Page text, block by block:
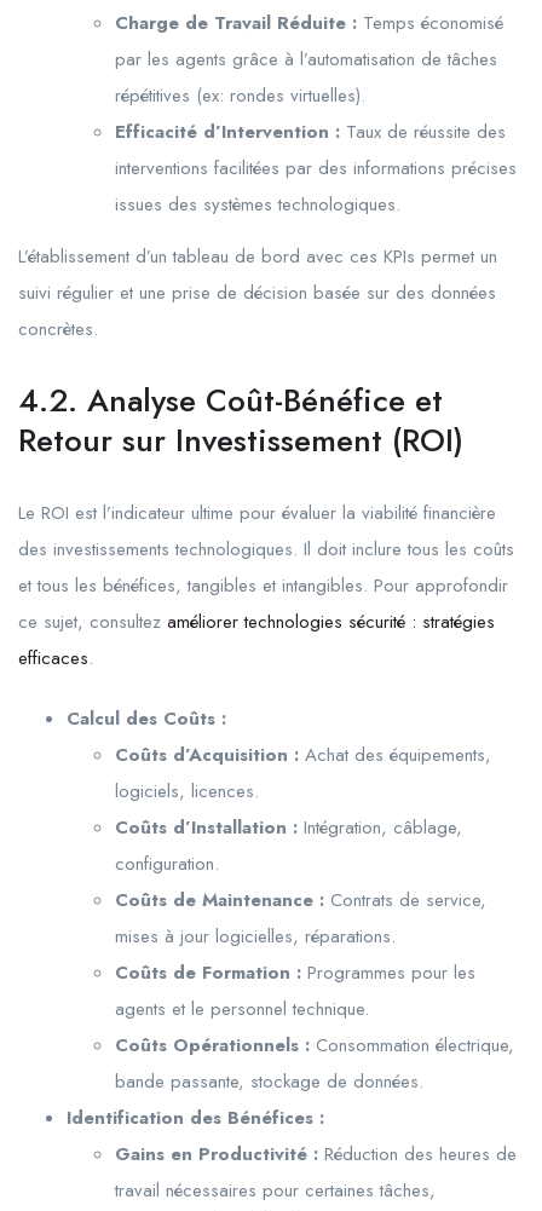
Charge de Travail Réduite : Temps économisé
par les agents grâce à l’automatisation de tâches
répétitives (ex: rondes virtuelles).
Efficacité d’Intervention : Taux de réussite des
interventions facilitées par des informations précises
issues des systèmes technologiques.
L’établissement d’un tableau de bord avec ces KPIs permet un
suivi régulier et une prise de décision basée sur des données
concrètes.
4.2. Analyse Coût-Bénéfice et
Retour sur Investissement (ROI)
Le ROI est l’indicateur ultime pour évaluer la viabilité financière
des investissements technologiques. Il doit inclure tous les coûts
et tous les bénéfices, tangibles et intangibles. Pour approfondir
ce sujet, consultez améliorer technologies sécurité : stratégies
efficaces.
Calcul des Coûts :
Coûts d’Acquisition : Achat des équipements,
logiciels, licences.
Coûts d’Installation : Intégration, câblage,
configuration.
Coûts de Maintenance : Contrats de service,
mises à jour logicielles, réparations.
Coûts de Formation : Programmes pour les
agents et le personnel technique.
Coûts Opérationnels : Consommation électrique,
bande passante, stockage de données.
Identification des Bénéfices :
Gains en Productivité : Réduction des heures de
travail nécessaires pour certaines tâches,